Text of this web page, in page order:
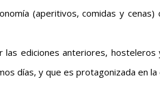
(aperitivos, comidas y cenas)
ediciones anteriores, hosteleros
días, y que es protagonizada en